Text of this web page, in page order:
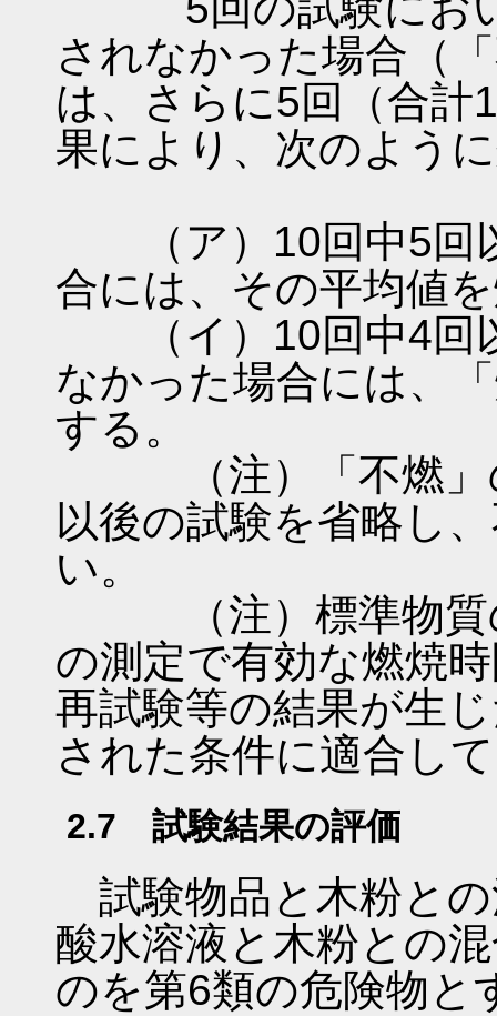
されなかった場合（
は、さらに5回（合計
果により、次のよう
（ア）10回中5回
合には、その平均値
（イ）10回中4回
なかった場合には、
する。
（注）「不燃」の
以後の試験を省略し
い。
（注）標準物質の
の測定で有効な燃焼
再試験等の結果が生
された条件に適合し
2.7 試験結果の評価
試験物品と木粉と
酸水溶液と木粉との
のを第6類の危険物と